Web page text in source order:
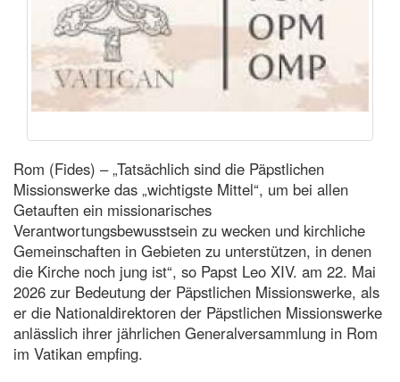
Rom (Fides) – „Tatsächlich sind die Päpstlichen
Missionswerke das „wichtigste Mittel“, um bei allen
Getauften ein missionarisches
Verantwortungsbewusstsein zu wecken und kirchliche
Gemeinschaften in Gebieten zu unterstützen, in denen
die Kirche noch jung ist“, so Papst Leo XIV. am 22. Mai
2026 zur Bedeutung der Päpstlichen Missionswerke, als
er die Nationaldirektoren der Päpstlichen Missionswerke
anlässlich ihrer jährlichen Generalversammlung in Rom
im Vatikan empfing.